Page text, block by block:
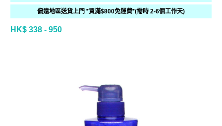
偏遠地區送貨上門 *買滿$800免運費*(需時 2-6個工作天)
HK$ 338 - 950